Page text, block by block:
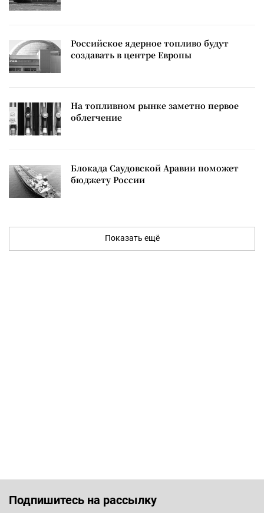
Российское ядерное топливо будут
создавать в центре Европы
На топливном рынке заметно первое
облегчение
Блокада Саудовской Аравии поможет
бюджету России
Показать ещё
Подпишитесь на рассылку